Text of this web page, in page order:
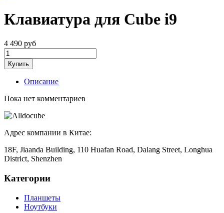
Клавиатура для Cube i9
4 490 руб
Купить
Описание
Пока нет комментариев
Адрес компании в Китае:
18F, Jiaanda Building, 110 Huafan Road, Dalang Street, Longhua
District, Shenzhen
Категории
Планшеты
Ноутбуки